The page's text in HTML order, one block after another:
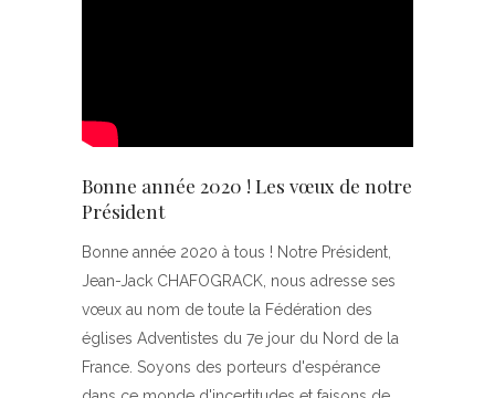
Bonne année 2020 ! Les vœux de notre
Président
Bonne année 2020 à tous ! Notre Président,
Jean-Jack CHAFOGRACK, nous adresse ses
vœux au nom de toute la Fédération des
églises Adventistes du 7e jour du Nord de la
France. Soyons des porteurs d'espérance